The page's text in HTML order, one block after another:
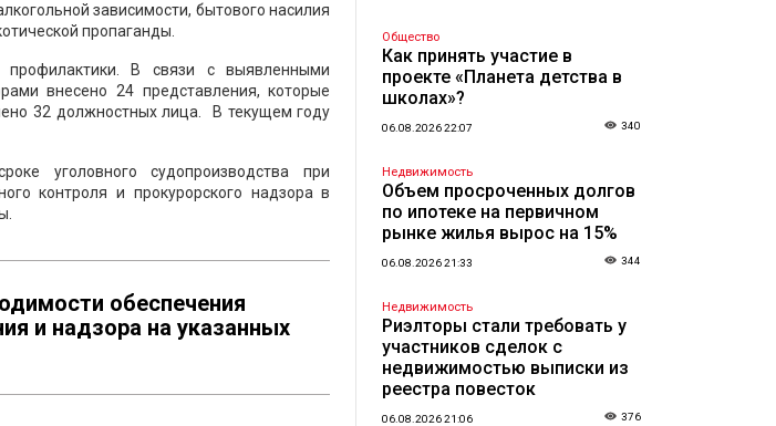
зависимости, бытового насилия
пропаганды.
профилактики. В связи с выявленными
внесено 24 представления, которые
32 должностных лица. В текущем году
уголовного судопроизводства при
контроля и прокурорского надзора в
обеспечения
и надзора на указанных
Общество
Как принять участие в
проекте «Планета детства в
школах»?
06.08.2026 22:07 340
Недвижимость
Объем просроченных долгов
по ипотеке на первичном
рынке жилья вырос на 15%
06.08.2026 21:33 344
Недвижимость
Риэлторы стали требовать у
участников сделок с
недвижимостью выписки из
реестра повесток
06.08.2026 21:06 376